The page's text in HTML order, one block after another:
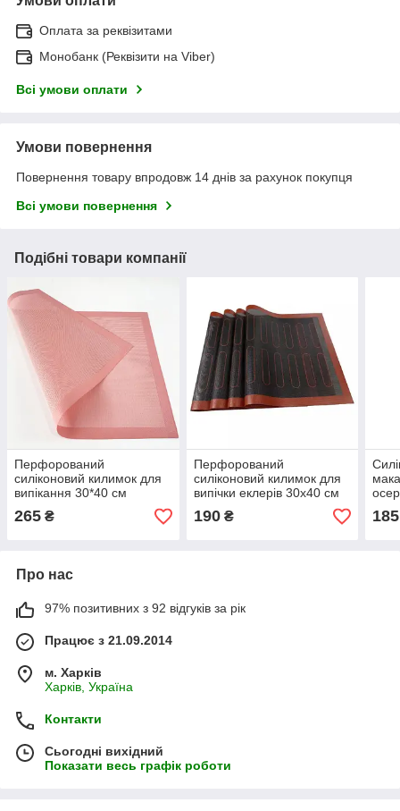
Оплата за реквізитами
Монобанк (Реквізити на Viber)
Всі умови оплати
Умови повернення
Повернення товару впродовж 14 днів за рахунок покупця
Всі умови повернення
Подібні товари компанії
Перфорований
силіконовий килимок для
випікання 30*40 см
265 ₴
Перфорований
силіконовий килимок для
випічки еклерів 30х40 см
190₴ 185
Про нас
97% позитивних з 92 відгуків за рік
Працює з 21.09.2014
м. Харків
Харків, Україна
Контакти
Сьогодні вихідний
Показати весь графік роботи